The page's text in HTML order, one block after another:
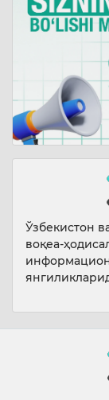
Ўзбекистон
воқеа-